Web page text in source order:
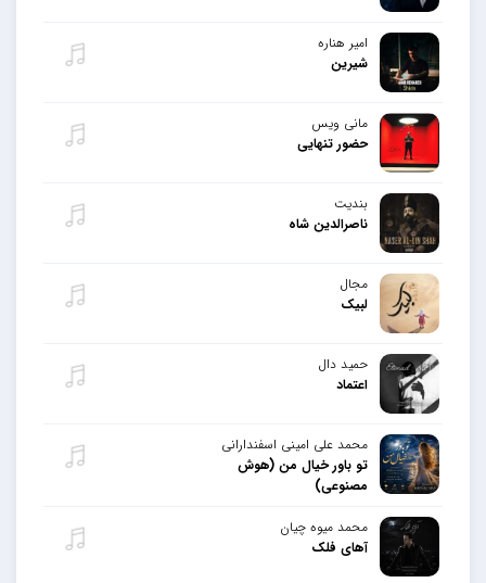
امیر هناره
شیرین
مانی ویس
حضور تنهایی
بندیت
ناصرالدین شاه
مجال
لبیک
حمید دال
اعتماد
محمد علی امینی اسفندارانی
تو باور خیال من (هوش
مصنوعی)
محمد میوه چیان
آهای فلک